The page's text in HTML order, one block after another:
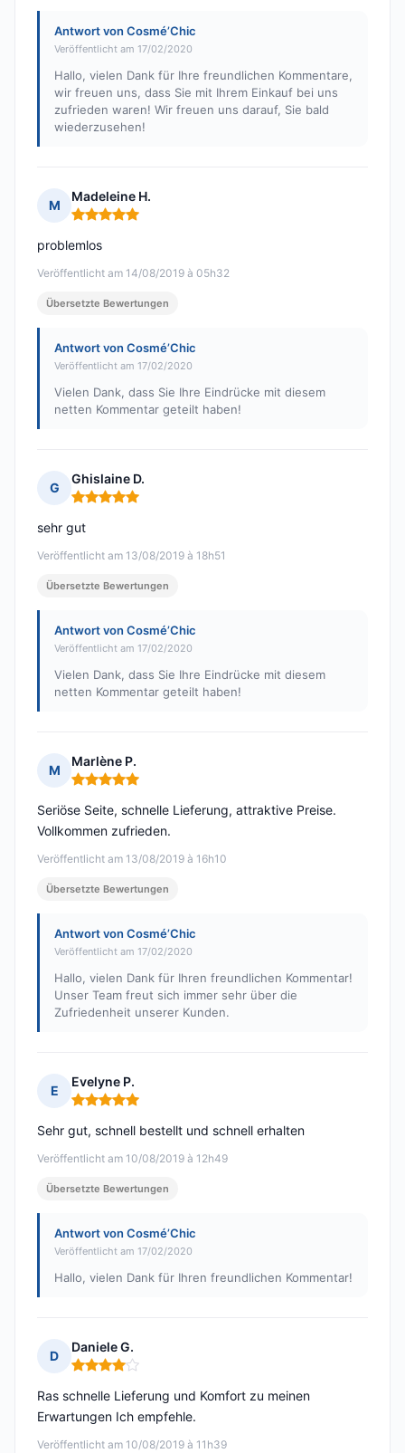
Antwort von Cosmé’Chic
Veröffentlicht am 17/02/2020
Hallo, vielen Dank für Ihre freundlichen Kommentare,
wir freuen uns, dass Sie mit Ihrem Einkauf bei uns
zufrieden waren! Wir freuen uns darauf, Sie bald
wiederzusehen!
M
Madeleine H.
Hinweis: 5 von 5
Veröffentlicht am 14/08/2019 à 05h32
problemlos
Übersetzte Bewertungen
Antwort von Cosmé’Chic
Veröffentlicht am 17/02/2020
Vielen Dank, dass Sie Ihre Eindrücke mit diesem
netten Kommentar geteilt haben!
G
Ghislaine D.
Hinweis: 5 von 5
Veröffentlicht am 13/08/2019 à 18h51
sehr gut
Übersetzte Bewertungen
Antwort von Cosmé’Chic
Veröffentlicht am 17/02/2020
Vielen Dank, dass Sie Ihre Eindrücke mit diesem
netten Kommentar geteilt haben!
M
Marlène P.
Hinweis: 5 von 5
Veröffentlicht am 13/08/2019 à 16h10
Seriöse Seite, schnelle Lieferung, attraktive Preise.
Vollkommen zufrieden.
Übersetzte Bewertungen
Antwort von Cosmé’Chic
Veröffentlicht am 17/02/2020
Hallo, vielen Dank für Ihren freundlichen Kommentar!
Unser Team freut sich immer sehr über die
Zufriedenheit unserer Kunden.
E
Evelyne P.
Hinweis: 5 von 5
Veröffentlicht am 10/08/2019 à 12h49
Sehr gut, schnell bestellt und schnell erhalten
Übersetzte Bewertungen
Antwort von Cosmé’Chic
Veröffentlicht am 17/02/2020
Hallo, vielen Dank für Ihren freundlichen Kommentar!
D
Daniele G.
Hinweis: 4 von 5
Veröffentlicht am 10/08/2019 à 11h39
Ras schnelle Lieferung und Komfort zu meinen
Erwartungen Ich empfehle.